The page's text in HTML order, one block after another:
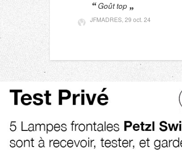
Goût top
JFMADRES, 29 oct. 24